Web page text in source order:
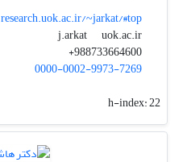
research.uok.ac.ir/~jarkat/#top
j.arkat
uok.ac.ir
988733664600+
0000-0002-9973-7269
h-index:22